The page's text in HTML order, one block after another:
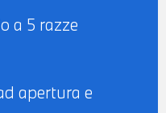
a 5 razze
apertura e